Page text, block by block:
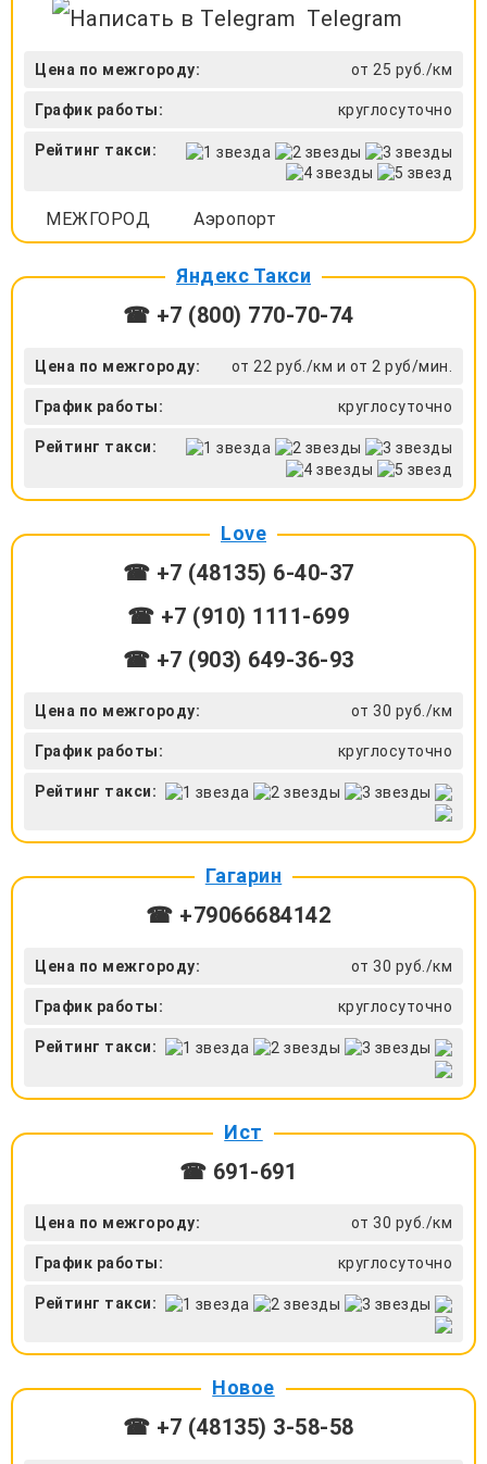
Telegram
Цена по межгороду: от 25 руб./км
График работы: круглосуточно
Рейтинг такси:
МЕЖГОРОД Аэропорт
Яндекс Такси
☎ +7 (800) 770-70-74
Цена по межгороду: от 22 руб./км и от 2 руб/мин.
График работы: круглосуточно
Рейтинг такси:
Love
☎ +7 (48135) 6-40-37
☎ +7 (910) 1111-699
☎ +7 (903) 649-36-93
Цена по межгороду: от 30 руб./км
График работы: круглосуточно
Рейтинг такси:
Гагарин
☎ +79066684142
Цена по межгороду: от 30 руб./км
График работы: круглосуточно
Рейтинг такси:
Ист
☎ 691-691
Цена по межгороду: от 30 руб./км
График работы: круглосуточно
Рейтинг такси:
Новое
☎ +7 (48135) 3-58-58